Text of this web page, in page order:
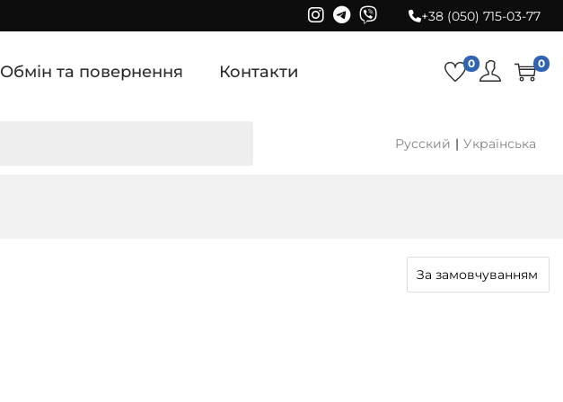
+38 (050) 715-03-77
Обмін та повернення Контакти 0 0
Русский Українська